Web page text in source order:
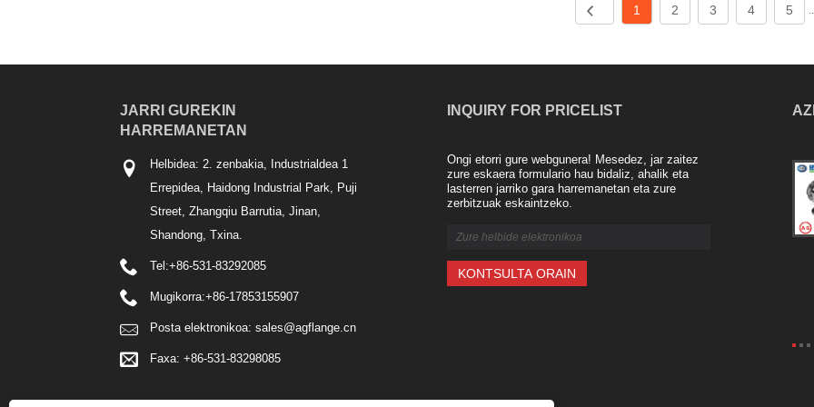
1 2 3 4 5
JARRI GUREKIN
HARREMANETAN
Helbidea: 2. zenbakia, Industrialdea 1
Errepidea, Haidong Industrial Park, Puji
Street, Zhangqiu Barrutia, Jinan,
Shandong, Txina.
Tel:+86-531-83292085
Mugikorra:+86-17853155907
Posta elektronikoa: sales@agflange.cn
Faxa: +86-531-83298085
INQUIRY FOR PRICELIST
Ongi etorri gure webgunera! Mesedez, jar zaitez
zure eskaera formulario hau bidaliz, ahalik eta
lasterren jarriko gara harremanetan eta zure
zerbitzuak eskaintzeko.
Ekoizpen prozesua eta aplikazio itsu-
eremuak
garrantzitsu gisa, ekoizpen prozesu